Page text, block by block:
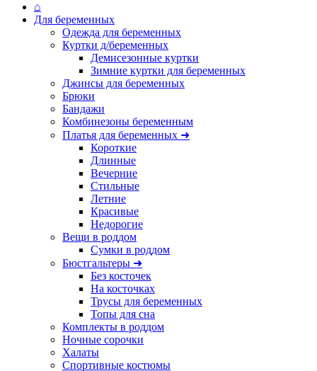
⌂
Для беременных
Одежда для беременных
Куртки д/беременных
Демисезонные куртки
Зимние куртки для беременных
Джинсы для беременных
Брюки
Бандажи
Комбинезоны беременным
Платья для беременных ➜
Короткие
Длинные
Вечерние
Стильные
Летние
Красивые
Недорогие
Вещи в роддом
Сумки в роддом
Бюстгальтеры ➜
Без косточек
На косточках
Трусы для беременных
Топы для сна
Комплекты в роддом
Ночные сорочки
Халаты
Спортивные костюмы